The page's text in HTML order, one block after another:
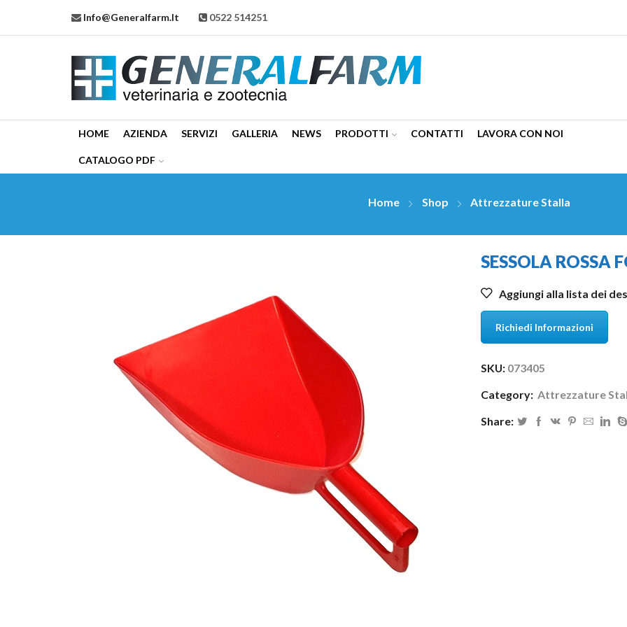
Info@generalfarm.it 0522 514251
HOME AZIENDA SERVIZI GALLERIA NEWS PRODOTTI CONTATTI LAVORA CON NOI
CATALOGO PDF
Home Shop Attrezzature Stalla
SESSOLA ROSSA
Aggiungi alla lista dei
Richiedi Informazioni
SKU: 073405
Category: Attrezzature
Share: